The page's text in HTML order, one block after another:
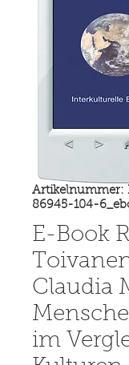
Artikelnummer:
86945-104-
E-Book
Claudia
im